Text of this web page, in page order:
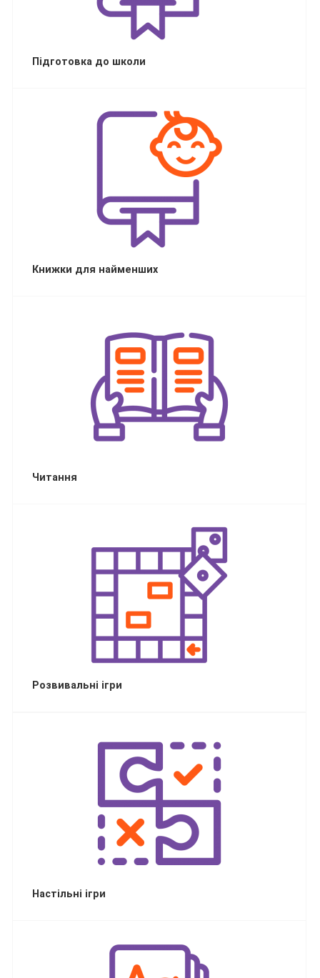
Підготовка до школи
Книжки для найменших
Читання
Розвивальні ігри
Настільні ігри